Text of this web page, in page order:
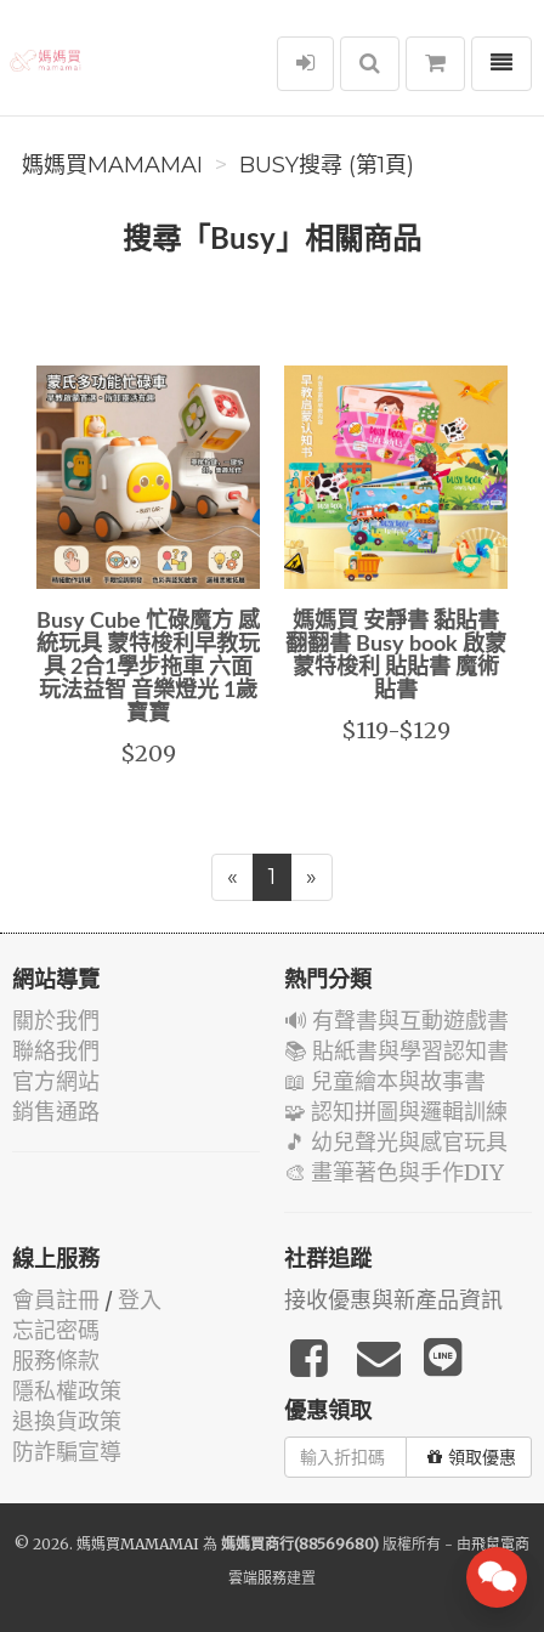
媽媽買MAMAMAI
選單
媽媽買MAMAMAI BUSY搜尋 (第1頁)
搜尋「Busy」相關商品
Busy Cube 忙碌魔方 感
統玩具 蒙特梭利早教玩
具 2合1學步拖車 六面
玩法益智 音樂燈光 1歲
寶寶
$209
媽媽買 安靜書 黏貼書
翻翻書 Busy book 啟蒙
蒙特梭利 貼貼書 魔術
貼書
$119-$129
« 1 »
網站導覽
關於我們
聯絡我們
官方網站
銷售通路
熱門分類
🔊 有聲書與互動遊戲書
📚 貼紙書與學習認知書
📖 兒童繪本與故事書
🧩 認知拼圖與邏輯訓練
🎵 幼兒聲光與感官玩具
🎨 畫筆著色與手作DIY
線上服務
會員註冊 / 登入
忘記密碼
服務條款
隱私權政策
退換貨政策
防詐騙宣導
社群追蹤
接收優惠與新產品資訊
優惠領取
領取優惠
© 2026. 媽媽買MAMAMAI 為 媽媽買商行(88569680) 版權所有 - 由飛鼠電商
雲端服務建置